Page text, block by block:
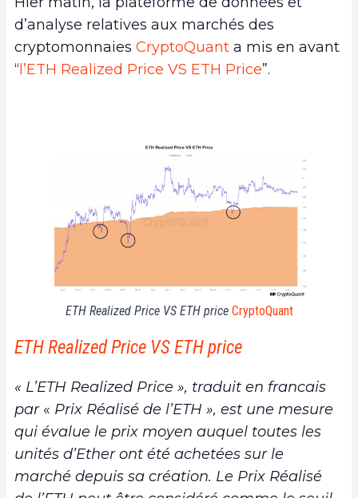
d’analyse relatives aux marchés des
cryptomonnaies CryptoQuant a mis en avant
“ l’ETH Realized Price VS ETH Price”.
ETH Realized Price VS ETH price CryptoQuant
ETH Realized Price VS ETH price
« L’ETH Realized Price », traduit en francais
par « Prix Réalisé de l’ETH », est une mesure
qui évalue le prix moyen auquel toutes les
unités d’Ether ont été achetées sur le
marché depuis sa création. Le Prix Réalisé